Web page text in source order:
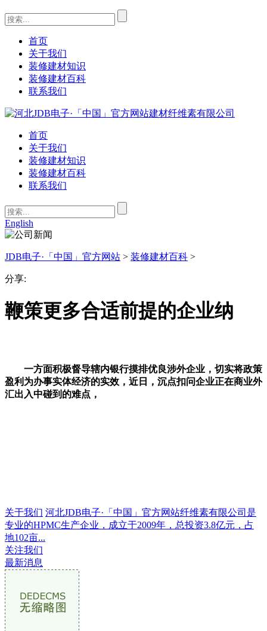
首页
关于我们
装修建材知识
装修建材百科
联系我们
首页
关于我们
装修建材知识
装修建材百科
联系我们
English
JDB电子·「中国」官方网站 > 装修建材百科 >
分享:
鞭策更多合适前提的企业纳
一方面积极督导辖内银行摸排优良涉外企业，切实将政策
盈利为办事实体经济的实效，近日，沉点扣问企业正在商业外
汇出入中碰到的难点，
关于我们 河北JDB电子·「中国」官方网站纤维素有限公司是
专业的HPMC生产企业，成立于2009年，总投资3.8亿元，占
地102亩...
关注我们
最新消息